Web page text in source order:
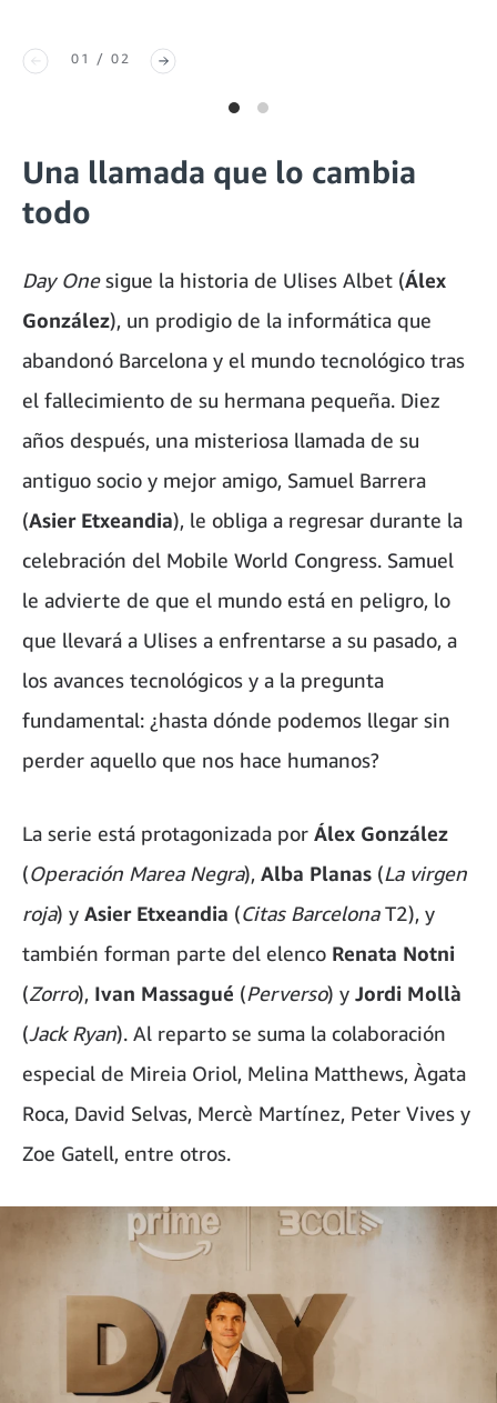
01 / 02
Una llamada que lo cambia
todo
Day Onesigue la historia de Ulises Albet (Álex
González), un prodigio de la informática que
abandonó Barcelona y el mundo tecnológico tras
el fallecimiento de su hermana pequeña. Diez
años después, una misteriosa llamada de su
antiguo socio y mejor amigo, Samuel Barrera
(Asier Etxeandia), le obliga a regresar durante la
celebración del Mobile World Congress. Samuel
le advierte de que el mundo está en peligro, lo
que llevará a Ulises a enfrentarse a su pasado, a
los avances tecnológicos y a la pregunta
fundamental: ¿hasta dónde podemos llegar sin
perder aquello que nos hace humanos?
La serie está protagonizada por Álex González
(Operación Marea Negra), Alba Planas (La virgen
roja) y Asier Etxeandia (Citas BarcelonaT2), y
también forman parte del elenco Renata Notni
(Zorro), Ivan Massagué (Perverso) y Jordi Mollà
(Jack Ryan). Al reparto se suma la colaboración
especial de Mireia Oriol, Melina Matthews, Àgata
Roca, David Selvas, Mercè Martínez, Peter Vives y
Zoe Gatell, entre otros.